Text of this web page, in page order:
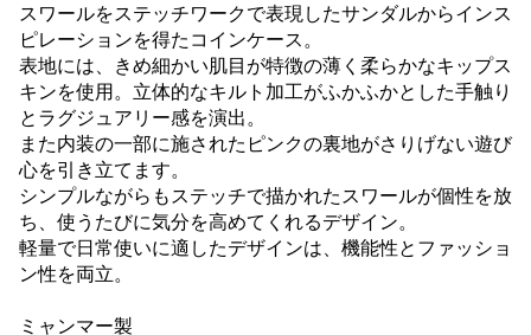
スワールをステッチワークで表現したサンダルからインス
ピレーションを得たコインケース。
表地には、きめ細かい肌目が特徴の薄く柔らかなキップス
キンを使用。立体的なキルト加工がふかふかとした手触り
とラグジュアリー感を演出。
また内装の一部に施されたピンクの裏地がさりげない遊び
心を引き立てます。
シンプルながらもステッチで描かれたスワールが個性を放
ち、使うたびに気分を高めてくれるデザイン。
軽量で日常使いに適したデザインは、機能性とファッショ
ン性を両立。
ミャンマー製